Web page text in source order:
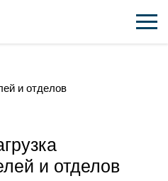
и отделов
и отделов